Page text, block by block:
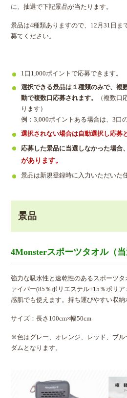
に、抽選で下記景品が当たります。
景品は4種類ありますので、12月31日ま
募てください。
1口1,000ポイントで応募できます。
選択できる景品は１種類のみで、複
動で複数口応募されます。
（複数口
ります）
例：3,000ポイントある場合は、3口
選択されない場合は自動選択し応募
応募した景品に当選しなかった場合
があります。
景品は新規登録時に入力いただいた
景品
4Monsterスポーツタオル（当
強力な吸水性と速乾性のあるスポーツ
ァイバー(85％ポリエステル+15％ポリ
感肌でも使えます。持ち運びやすい収納
サイズ：長さ100cm×幅50cm
※色はグレー、オレンジ、レッド、ブル
ダムとなります。